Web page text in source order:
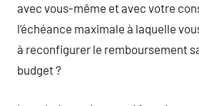
avec vous-même et avec votre
l’échéance maximale à laquelle
à reconfigurer le remboursement
budget ?